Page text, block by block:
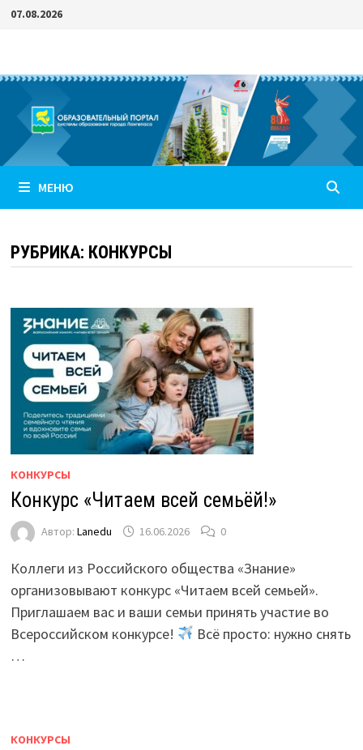
Перейти
07.08.2026
МЕНЮ
РУБРИКА: КОНКУРСЫ
КОНКУРСЫ
Конкурс «Читаем всей семьёй!»
Автор: Lanedu 16.06.2026 0
Коллеги из Российского общества «Знание»
организовывают конкурс «Читаем всей семьей».
Приглашаем вас и ваши семьи принять участие во
Всероссийском конкурсе!
Всё просто: нужно снять
…
КОНКУРСЫ